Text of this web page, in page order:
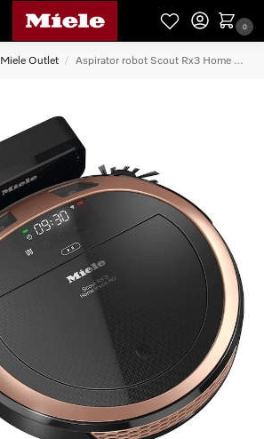
0
Miele Outlet / Aspirator robot Scout Rx3 Home Vision